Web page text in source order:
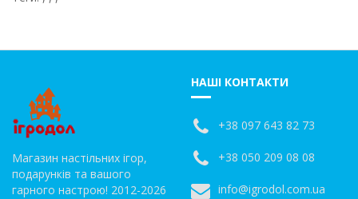
Магазин настільних ігор,
подарунків та вашого
гарного настрою! 2012-2026
НАШІ КОНТАКТИ
+38 097 643 82 73
+38 050 209 08 08
info@igrodol.com.ua